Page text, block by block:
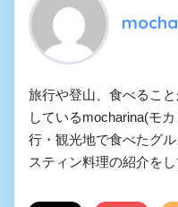
旅行や登山、食べるこ
しているmocharina(モ
行・観光地で食べたグ
スティン料理の紹介をし